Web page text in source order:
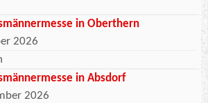
in Oberthern
2026
in Absdorf
2026